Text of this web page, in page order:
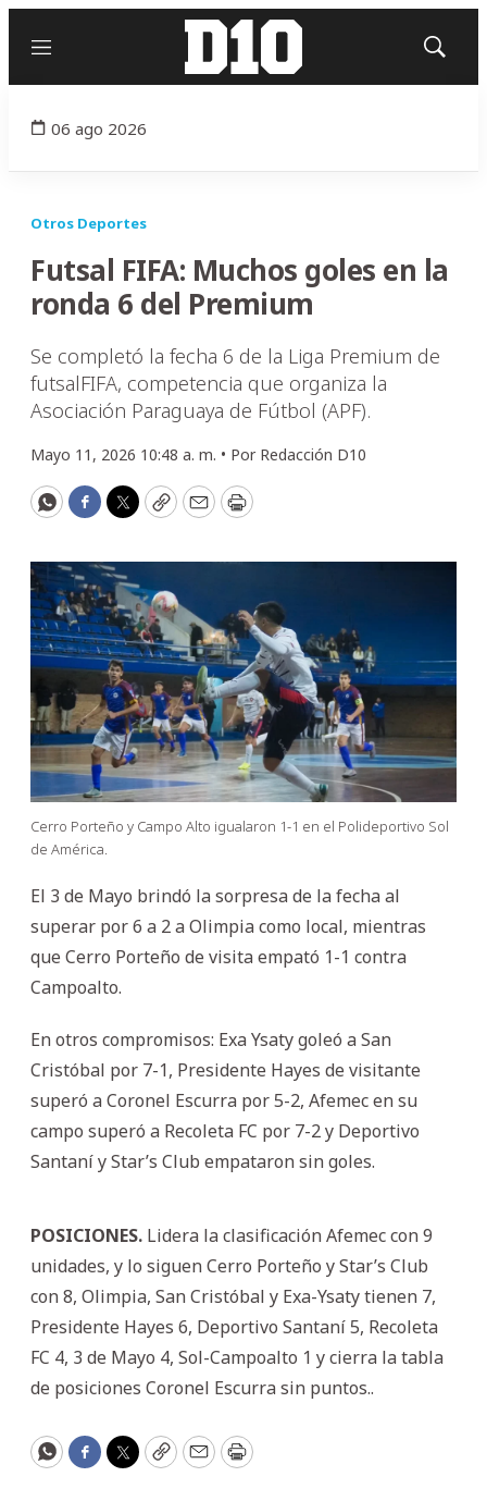
Menú
Mostrar
06 ago 2026
Otros Deportes
Futsal FIFA: Muchos goles en la
ronda 6 del Premium
Se completó la fecha 6 de la Liga Premium de
futsalFIFA, competencia que organiza la
Asociación Paraguaya de Fútbol (APF).
Mayo 11, 2026 10:48 a. m. • Por Redacción D10
WhatsApp
Facebook
Twitter
CopyEmailPrint
Cerro Porteño y Campo Alto igualaron 1-1 en el Polideportivo Sol
de América.
El 3 de Mayo brindó la sorpresa de la fecha al
superar por 6 a 2 a Olimpia como local, mientras
que Cerro Porteño de visita empató 1-1 contra
Campoalto.
En otros compromisos: Exa Ysaty goleó a San
Cristóbal por 7-1, Presidente Hayes de visitante
superó a Coronel Escurra por 5-2, Afemec en su
campo superó a Recoleta FC por 7-2 y Deportivo
Santaní y Star’s Club empataron sin goles.
POSICIONES. Lidera la clasificación Afemec con 9
unidades, y lo siguen Cerro Porteño y Star’s Club
con 8, Olimpia, San Cristóbal y Exa-Ysaty tienen 7,
Presidente Hayes 6, Deportivo Santaní 5, Recoleta
FC 4, 3 de Mayo 4, Sol-Campoalto 1 y cierra la tabla
de posiciones Coronel Escurra sin puntos..
WhatsApp
Facebook
Twitter
CopyEmailPrint